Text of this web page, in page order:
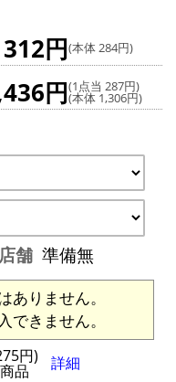
312円(本体 284円)
円(1点当 287円)
(本体 1,306円)
店舗 準備無
ありません。
できません。
円)
品 詳細